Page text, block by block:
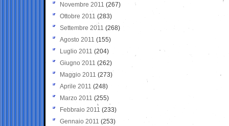
Novembre 2011 (267)
Ottobre 2011 (283)
Settembre 2011 (268)
Agosto 2011 (155)
Luglio 2011 (204)
Giugno 2011 (262)
Maggio 2011 (273)
Aprile 2011 (248)
Marzo 2011 (255)
Febbraio 2011 (233)
Gennaio 2011 (253)